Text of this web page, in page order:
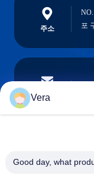
주소
포
이메일
전화기
Vera
Good day, what